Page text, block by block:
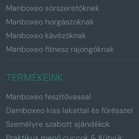
Manboxeo sörszeretőknek
Manboxeo horgászoknak
Manboxeo kávézóknak
Manboxeo fitnesz rajongóknak
TERMÉKEINK
Manboxeo feszítővassal
Damboxeo kiss lakattal és fűrésszel
Személyre szabott ajándékok